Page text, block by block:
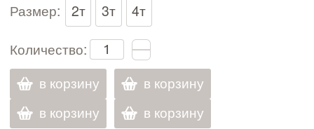
Размер: 2т 3т
4т
Количество:
в корзину
в корзину
в корзину
в корзину